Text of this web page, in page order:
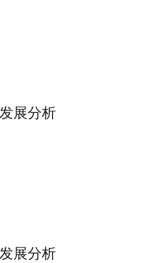
展分析
展分析